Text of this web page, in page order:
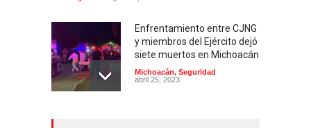
Enfrentamiento entre CJNG
y miembros del Ejército dejó
siete muertos en Michoacán
Michoacán, Seguridad
abril 25, 2023